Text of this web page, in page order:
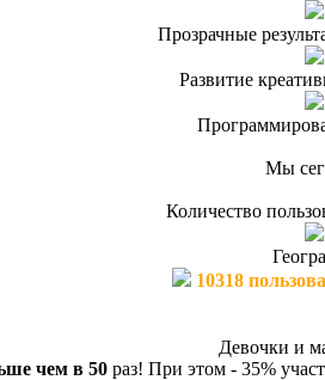
Прозрачные
Развитие
Мы
Количество
10318
Девочки и
чем в 50раз! При этом - 35%